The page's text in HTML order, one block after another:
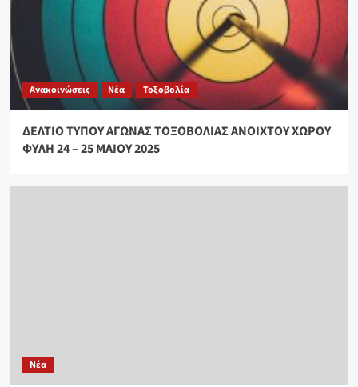
Ανακοινώσεις Νέα Τοξοβολία
ΔΕΛΤΙΟ ΤΥΠΟΥ ΑΓΩΝΑΣ ΤΟΞΟΒΟΛΙΑΣ ΑΝΟΙΧΤΟΥ ΧΩΡΟΥ
ΦΥΛΗ 24 – 25 ΜΑΙΟΥ 2025
Νέα